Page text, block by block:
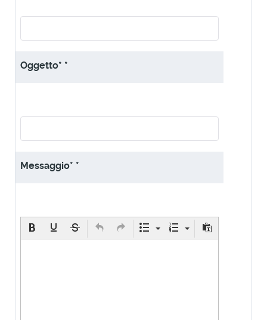
Oggetto* *
Messaggio* *